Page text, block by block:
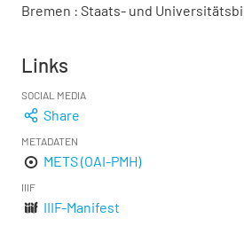
Bremen : Staats- und
Links
SOCIAL MEDIA
Share
METADATEN
METS (OAI-PMH)
IIIF
IIIF-Manifest